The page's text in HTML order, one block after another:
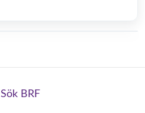
Sök BRF